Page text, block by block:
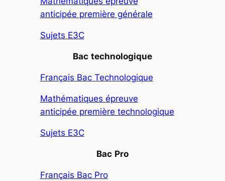
anticipée première générale
Sujets E3C
Bac technologique
Français Bac Technologique
Mathématiques épreuve
anticipée première technologique
Sujets E3C
Bac Pro
Français Bac Pro